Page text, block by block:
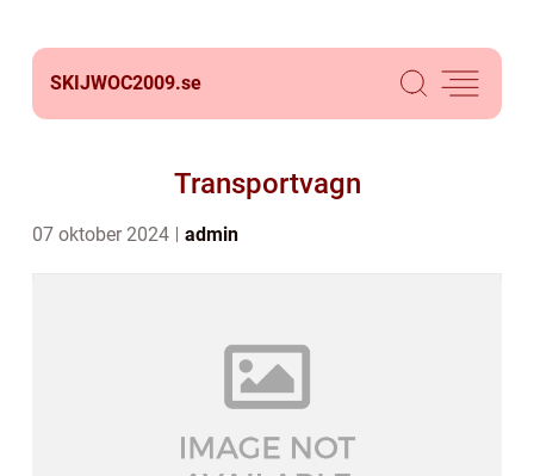
SKIJWOC2009.se
Transportvagn
07 oktober 2024 admin